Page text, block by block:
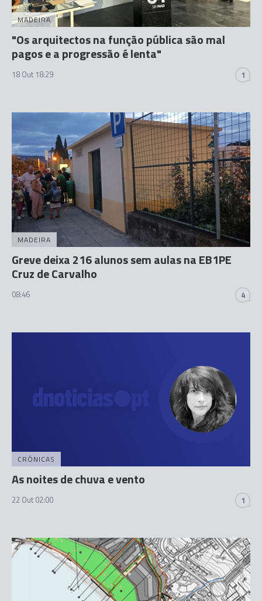
MADEIRA
"Os arquitectos na função pública são mal
pagos e a progressão é lenta"
18 Out 18:29 1
MADEIRA
Greve deixa 216 alunos sem aulas na EB1PE
Cruz de Carvalho
08:46 4
CRÓNICAS
As noites de chuva e vento
22 Out 02:00 1